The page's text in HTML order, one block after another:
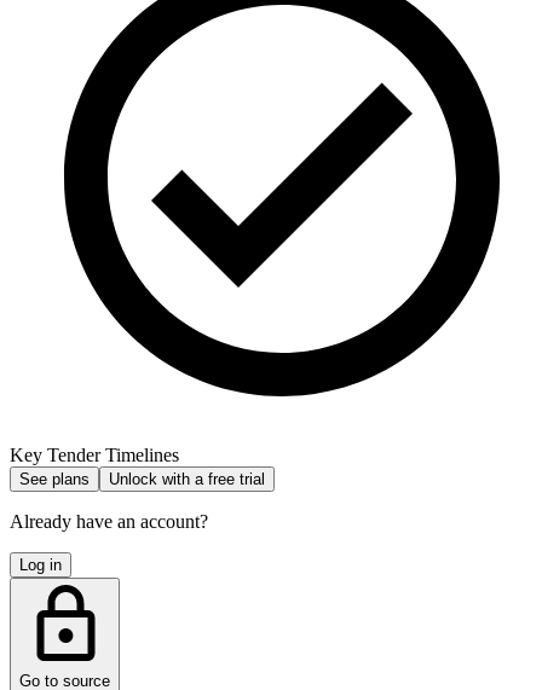
Key Tender Timelines
See plans Unlock with a free trial
Already have an account?
Log in
Go to source